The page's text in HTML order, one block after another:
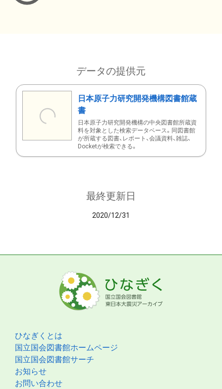
データの提供元
日本原子力研究開発機構図書館蔵
書
日本原子力研究開発機構の中央図書館所蔵資
料を対象とした検索データベース。同図書館
が所蔵する図書、レポート、会議資料、雑誌、
Docketが検索できる。
最終更新日
2020/12/31
ひなぎくとは
国立国会図書館ホームページ
国立国会図書館サーチ
お知らせ
お問い合わせ